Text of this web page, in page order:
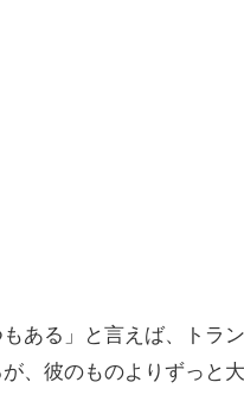
ある」と言えば、トラ
、彼のものよりずっと